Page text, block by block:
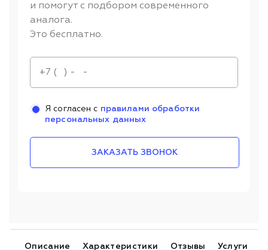
и помогут с подбором современного
аналога.
Это бесплатно.
Я согласен с правилами обработки
персональных данных
ЗАКАЗАТЬ ЗВОНОК
Описание Характеристики Отзывы Услуги